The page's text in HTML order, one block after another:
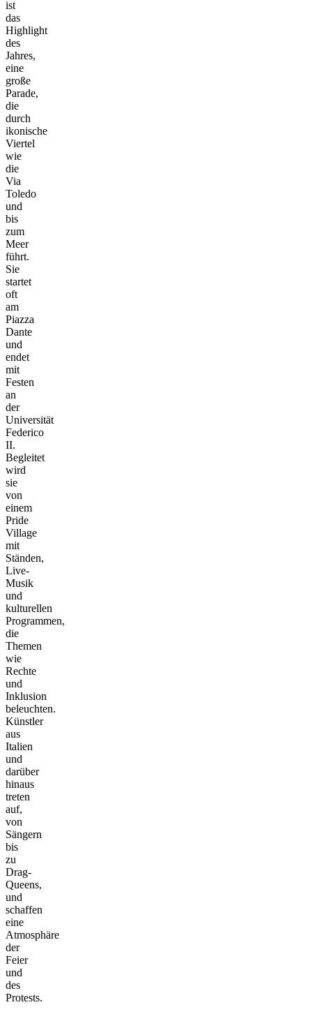
ist
das
Highlight
des
Jahres,
eine
große
Parade,
die
durch
ikonische
Viertel
wie
die
Via
Toledo
und
bis
zum
Meer
führt.
Sie
startet
oft
am
Piazza
Dante
und
endet
mit
Festen
an
der
Universität
Federico
II.
Begleitet
wird
sie
von
einem
Pride
Village
mit
Ständen,
Live-
Musik
und
kulturellen
Programmen,
die
Themen
wie
Rechte
und
Inklusion
beleuchten.
Künstler
aus
Italien
und
darüber
hinaus
treten
auf,
von
Sängern
bis
zu
Drag-
Queens,
und
schaffen
eine
Atmosphäre
der
Feier
und
des
Protests.